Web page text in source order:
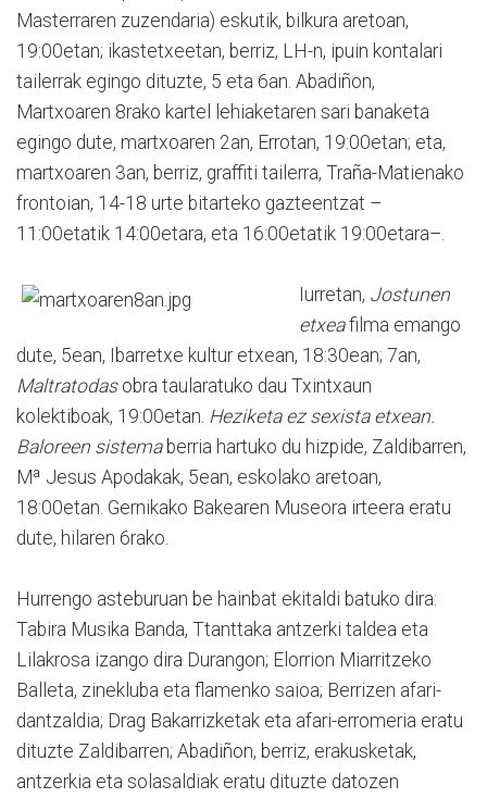
Masterraren zuzendaria) eskutik, bilkura aretoan,
19:00etan; ikastetxeetan, berriz, LH-n, ipuin kontalari
tailerrak egingo dituzte, 5 eta 6an. Abadiñon,
Martxoaren 8rako kartel lehiaketaren sari banaketa
egingo dute, martxoaren 2an, Errotan, 19:00etan; eta,
martxoaren 3an, berriz, graffiti tailerra, Traña-Matienako
frontoian, 14-18 urte bitarteko gazteentzat –
11:00etatik 14:00etara, eta 16:00etatik 19:00etara–.
Iurretan, Jostunen
etxeafilma emango
dute, 5ean, Ibarretxe kultur etxean, 18:30ean; 7an,
Maltratodas obra taularatuko dau Txintxaun
kolektiboak, 19:00etan. Heziketa ez sexista etxean.
Baloreen sistemaberria hartuko du hizpide, Zaldibarren,
Mª Jesus Apodakak, 5ean, eskolako aretoan,
18:00etan. Gernikako Bakearen Museora irteera eratu
dute, hilaren 6rako.
Hurrengo asteburuan be hainbat ekitaldi batuko dira:
Tabira Musika Banda, Ttanttaka antzerki taldea eta
Lilakrosa izango dira Durangon; Elorrion Miarritzeko
Balleta, zinekluba eta flamenko saioa; Berrizen afari-
dantzaldia; Drag Bakarrizketak eta afari-erromeria eratu
dituzte Zaldibarren; Abadiñon, berriz, erakusketak,
antzerkia eta solasaldiak eratu dituzte datozen